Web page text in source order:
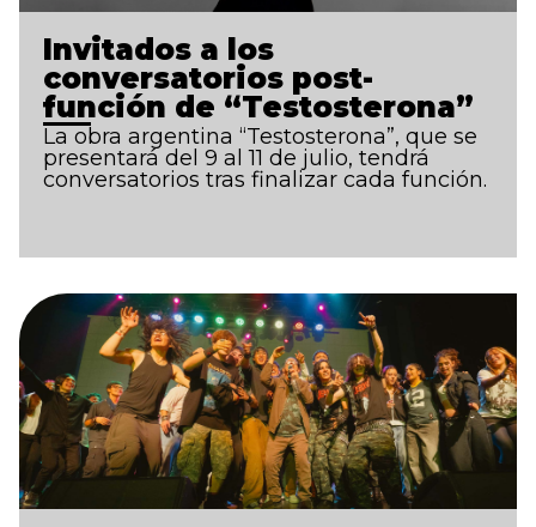
Invitados a los
conversatorios post-
función de “Testosterona”
La obra argentina “Testosterona”, que se
presentará del 9 al 11 de julio, tendrá
conversatorios tras finalizar cada función.